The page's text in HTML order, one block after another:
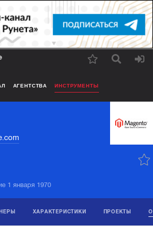
АГЕНТСТВА ИНСТРУМЕНТЫ
1 января 1970
ХАРАКТЕРИСТИКИ ПРОЕКТЫ